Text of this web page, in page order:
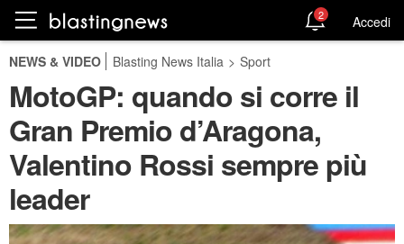
2 Accedi
NEWS & VIDEO Blasting News Italia > Sport
MotoGP: quando si corre il
Gran Premio d’Aragona,
Valentino Rossi sempre più
leader